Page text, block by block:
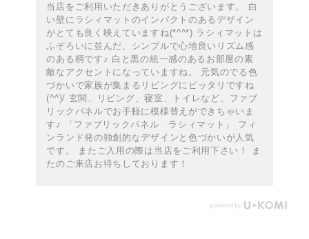
当店をご利用いただきありがとうございます。 白
い壁にラシィマットのインパクトのあるデザイン
がとても良く映えていますね(*^^*) ラシィマットは
ふぞろいに並んだ、シンプルで心地良いリズム感
のある柄です♪ 白と黒の統一感のあるお部屋の素
敵なアクセントになっていますね。 元気のでる色
づかいで家族が集まるリビングにピッタリですね
(^^)/ 玄関、リビング、寝室、トイレなど、ファブ
リックパネルでお手軽に模様替えができちゃいま
す♪ 「ファブリックパネル ラシィマット」 フィ
ンランド発の独創的なデザインと色づかいが人気
です。 またご入用の際は当店をご利用下さい！ ま
たのご来店お待ちしております！